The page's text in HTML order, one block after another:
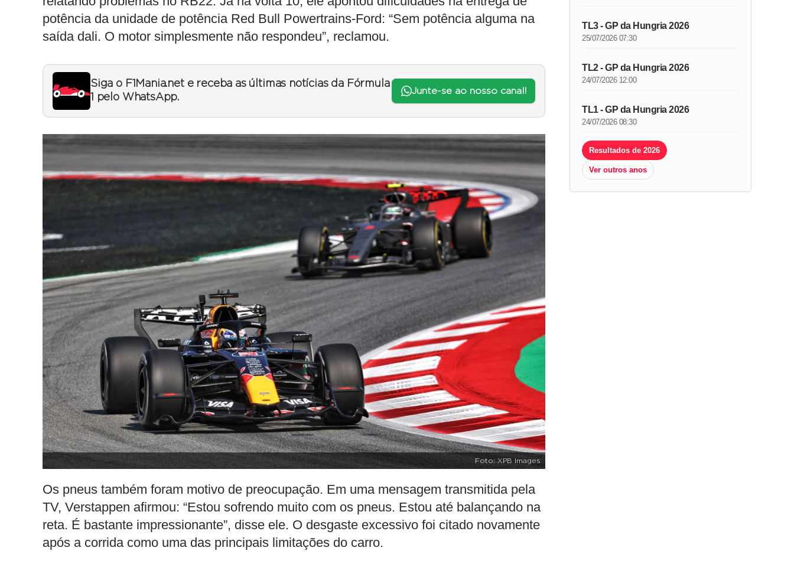
potência da unidade de potência Red Bull Powertrains-Ford: “Sem potência alguma na
saída dali. O motor simplesmente não respondeu”, reclamou.
Siga o F1Mania.net e receba as últimas notícias da Fórmula
1 pelo WhatsApp.
Junte-se ao nosso canal!
Foto: XPB Images
Os pneus também foram motivo de preocupação. Em uma mensagem transmitida pela
TV, Verstappen afirmou: “Estou sofrendo muito com os pneus. Estou até balançando na
reta. É bastante impressionante”, disse ele. O desgaste excessivo foi citado novamente
após a corrida como uma das principais limitações do carro.
TL3 - GP da Hungria 2026
25/07/2026 07:30
TL2 - GP da Hungria 2026
24/07/2026 12:00
TL1 - GP da Hungria 2026
24/07/2026 08:30
Resultados de 2026
Ver outros anos